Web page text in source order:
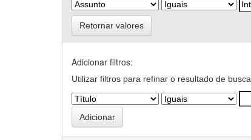
Retornar valores
Adicionar filtros:
Utilizar filtros para refinar o resultado de busca.